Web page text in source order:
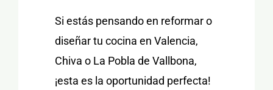
Si estás pensando en reformar o
diseñar tu cocina en Valencia,
Chiva o La Pobla de Vallbona,
¡esta es la oportunidad perfecta!